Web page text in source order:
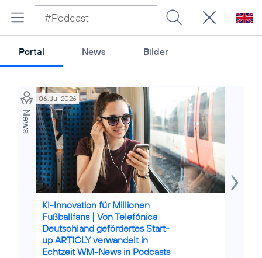
Portal News Bilder
News
06. Jul 2026
KI-Innovation für Millionen
Fußballfans | Von Telefónica
Deutschland gefördertes Start-
up ARTICLY verwandelt in
Echtzeit WM-News in Podcasts